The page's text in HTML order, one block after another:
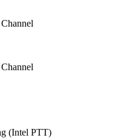
(Intel PTT)